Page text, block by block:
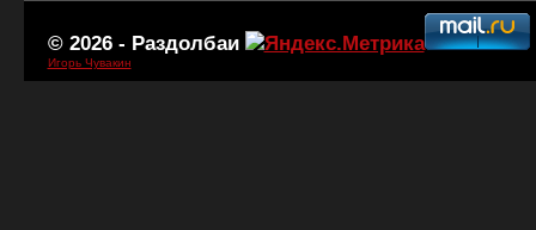
© 2026 - Раздолбаи
Игорь Чувакин